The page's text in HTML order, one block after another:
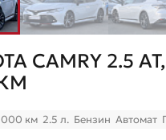
CAMRY 2.5
000 км 2.5 л. Бензин Автомат